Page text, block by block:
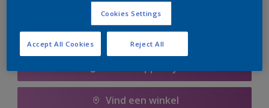
Vind een winkel
Cookies Settings
Reject All
Accept All Cookies